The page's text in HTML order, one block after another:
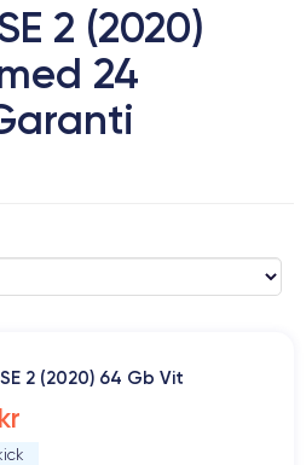
2 (2020)
24
2 (2020) 64 Gb Vit